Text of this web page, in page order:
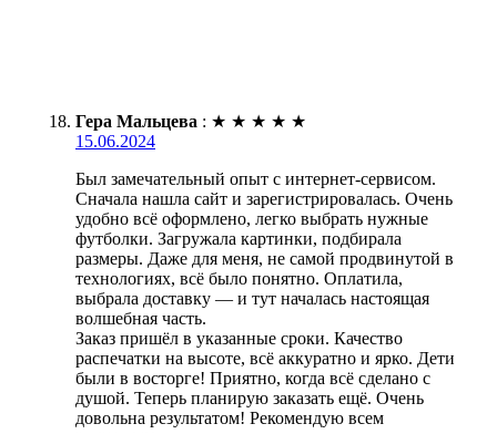
Гера Мальцева : ★ ★ ★ ★ ★
15.06.2024
Был замечательный опыт с интернет-сервисом.
Сначала нашла сайт и зарегистрировалась. Очень
удобно всё оформлено, легко выбрать нужные
футболки. Загружала картинки, подбирала
размеры. Даже для меня, не самой продвинутой в
технологиях, всё было понятно. Оплатила,
выбрала доставку — и тут началась настоящая
волшебная часть.
Заказ пришёл в указанные сроки. Качество
распечатки на высоте, всё аккуратно и ярко. Дети
были в восторге! Приятно, когда всё сделано с
душой. Теперь планирую заказать ещё. Очень
довольна результатом! Рекомендую всем